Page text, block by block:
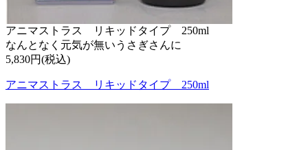
アニマストラス リキッドタイプ 250ml
なんとなく元気が無いうさぎさんに
5,830円(税込)
アニマストラス リキッドタイプ 250ml